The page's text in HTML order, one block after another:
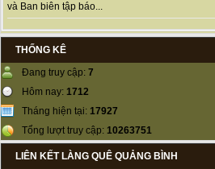
và Ban biên tập báo...
THỐNG KÊ
Đang truy cập: 7
Hôm nay: 1712
Tháng hiện tại: 17927
Tổng lượt truy cập: 10263751
LIÊN KẾT LÀNG QUÊ QUẢNG BÌNH